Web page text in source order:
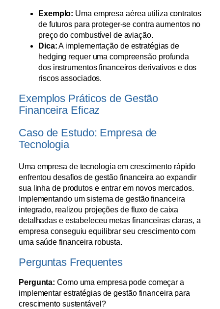
Exemplo: Uma empresa aérea utiliza contratos
de futuros para proteger-se contra aumentos no
preço do combustível de aviação.
Dica:A implementação de estratégias de
hedging requer uma compreensão profunda
dos instrumentos financeiros derivativos e dos
riscos associados.
Exemplos Práticos de Gestão
Financeira Eficaz
Caso de Estudo: Empresa de
Tecnologia
Uma empresa de tecnologia em crescimento rápido
enfrentou desafios de gestão financeira ao expandir
sua linha de produtos e entrar em novos mercados.
Implementando um sistema de gestão financeira
integrado, realizou projeções de fluxo de caixa
detalhadas e estabeleceu metas financeiras claras, a
empresa conseguiu equilibrar seu crescimento com
uma saúde financeira robusta.
Perguntas Frequentes
Pergunta: Como uma empresa pode começar a
implementar estratégias de gestão financeira para
crescimento sustentável?